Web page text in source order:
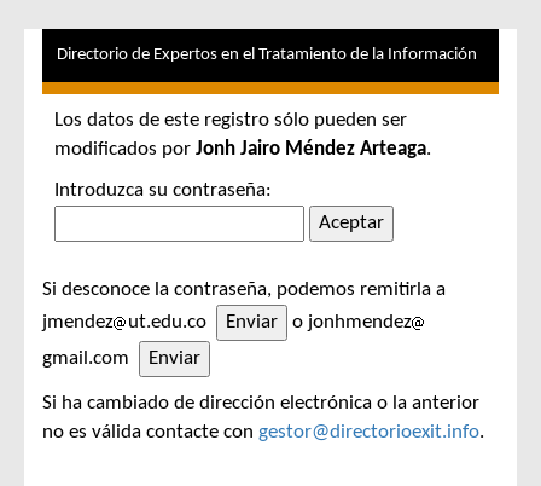
Directorio de Expertos en el Tratamiento de la Información
Los datos de este registro sólo pueden ser
modificados por Jonh Jairo Méndez Arteaga.
Introduzca su contraseña:
Si desconoce la contraseña, podemos remitirla a
jmendez
ut.edu.co
o jonhmendez
gmail.com
Si ha cambiado de dirección electrónica o la anterior
no es válida contacte con gestor@directorioexit.info.